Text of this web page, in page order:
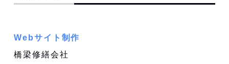
Webサイト制作
橋梁修繕会社